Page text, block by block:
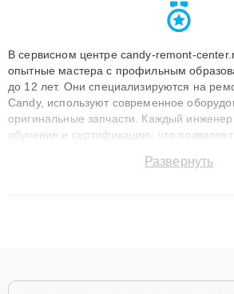
В сервисном центре candy-remont-
опытные мастера с профильным
до 12 лет. Они специализируются на
Candy, используют современное
оригинальные запчасти. Каждый
обучение и сертификацию, что
сохранением гарантии до 3 лет. Наши
Развернуть